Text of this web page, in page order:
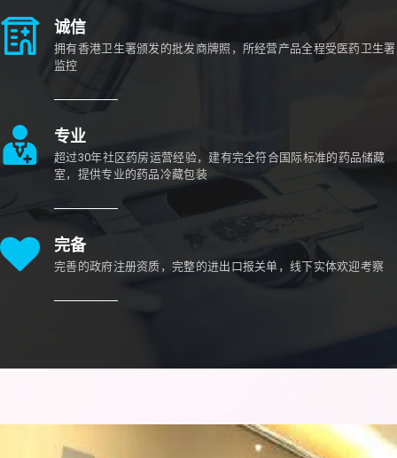
诚信
拥有香港卫生署颁发的批发商牌照，所经营产品全程受医药卫生署
监控
专业
超过30年社区药房运营经验，建有完全符合国际标准的药品储藏
室，提供专业的药品冷藏包装
完备
完善的政府注册资质，完整的进出口报关单，线下实体欢迎考察